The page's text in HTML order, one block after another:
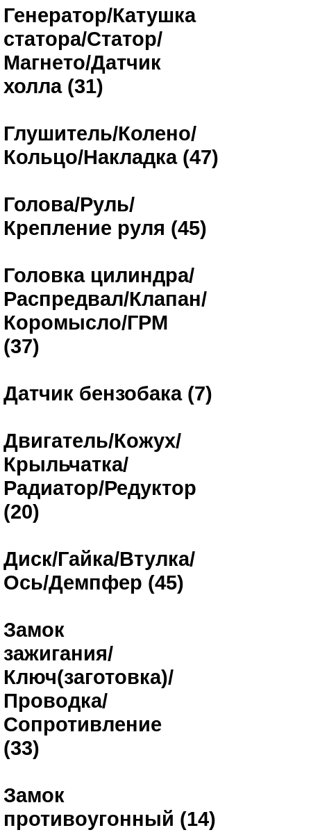
Генератор/Катушка
статора/Статор/
Магнето/Датчик
холла (31)
Глушитель/Колено/
Кольцо/Накладка (47)
Голова/Руль/
Крепление руля (45)
Головка цилиндра/
Распредвал/Клапан/
Коромысло/ГРМ
(37)
Датчик бензобака (7)
Двигатель/Кожух/
Крыльчатка/
Радиатор/Редуктор
(20)
Диск/Гайка/Втулка/
Ось/Демпфер (45)
Замок
зажигания/
Ключ(заготовка)/
Проводка/
Сопротивление
(33)
Замок
противоугонный (14)